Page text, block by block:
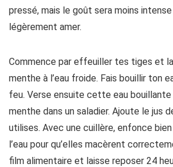
pressé, mais le goût sera moins
légèrement amer.
Commence par effeuiller tes tiges et
menthe à l’eau froide. Fais bouillir ton
feu. Verse ensuite cette eau
menthe dans un saladier. Ajoute le jus
utilises. Avec une cuillère, enfonce
l’eau pour qu’elles macèrent
film alimentaire et laisse reposer 24